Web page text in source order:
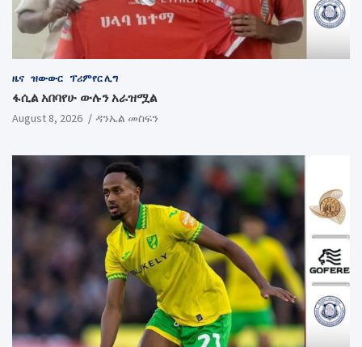
ዜና ዝውውር ፕሪምየር ሊግ
ፋሲል አበባየሁ ውሉን አራዝሟል
August 8, 2026 ዳንኤል መስፍን